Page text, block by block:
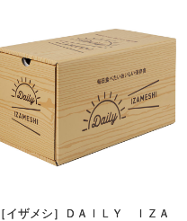
［イザメシ］ＤＡＩＬＹ ＩＺＡ